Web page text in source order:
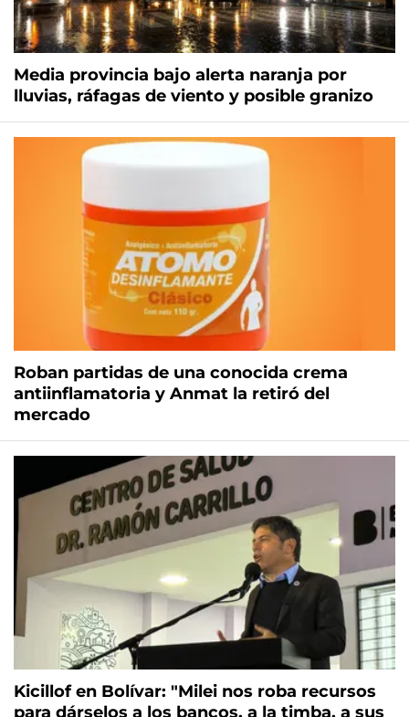
Media provincia bajo alerta naranja por
lluvias, ráfagas de viento y posible granizo
Roban partidas de una conocida crema
antiinflamatoria y Anmat la retiró del
mercado
Kicillof en Bolívar: "Milei nos roba recursos
para dárselos a los bancos, a la timba, a sus